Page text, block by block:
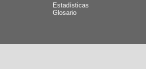
Estadísticas
Glosario